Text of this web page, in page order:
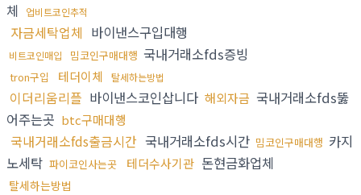
체
업비트코인추적
자금세탁업체 바이낸스구입대행
비트코인매입 밈코인구매대행 국내거래소fds증빙
tron구입 테더이체 탈세하는방법
이더리움리플 바이낸스코인삽니다 해외자금 국내거래소fds뚫
어주는곳 btc구매대행
국내거래소fds출금시간 국내거래소fds시간 밈코인구매대행 카지
노세탁 파이코인사는곳 테더수사기관 돈현금화업체
탈세하는방법